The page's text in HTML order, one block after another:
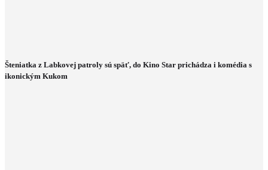
Šteniatka z Labkovej patroly sú späť, do Kino Star prichádza i komédia s
ikonickým Kukom